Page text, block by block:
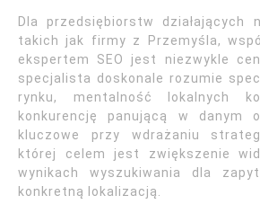
Dla przedsiębiorstw działających
takich jak firmy z Przemyśla,
ekspertem SEO jest niezwykle
specjalista doskonale rozumie
rynku, mentalność lokalnych
konkurencję panującą w danym
kluczowe przy wdrażaniu
której celem jest zwiększenie
wynikach wyszukiwania dla
konkretną lokalizacją.